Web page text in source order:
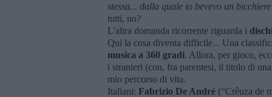
stessa... dalla quale io bevevo un
tutti, no?
L'altra domanda ricorrente riguarda i
Qui la cosa diventa difficile... Una
musica a 360 gradi. Allora, per gioco,
i stranieri (con, fra parentesi, il titolo di
mio percorso di vita.
Italiani: Fabrizio De André (“Crêuza de